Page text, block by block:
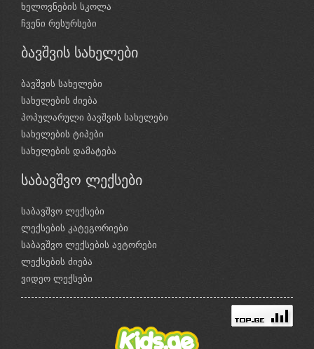
ხელოვნების სკოლა
ჩვენი რესურსები
ბავშვის სახელები
ბავშვის სახელები
სახელების ძიება
პოპულარული ბავშვის სახელები
სახელების ტიპები
სახელების დამატება
საბავშვო ლექსები
საბავშვო ლექსები
ლექსების კატეგორიები
საბავშვო ლექსების ავტორები
ლექსების ძიება
ვიდეო ლექსები